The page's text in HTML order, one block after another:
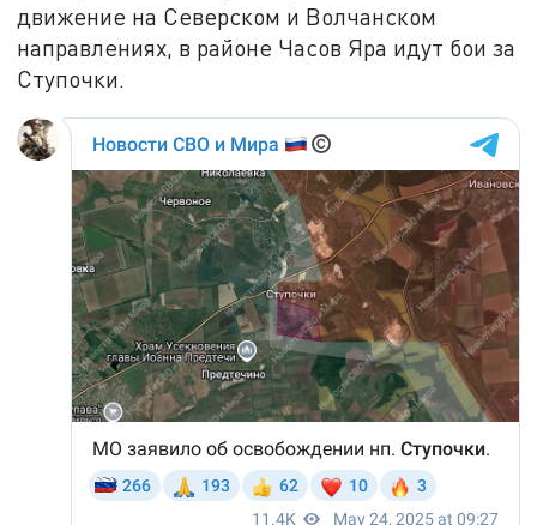
движение на Северском и Волчанском
направлениях, в районе Часов Яра идут бои за
Ступочки.